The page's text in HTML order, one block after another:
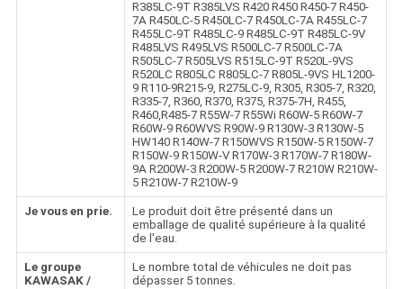
R385LC-9T R385LVS R420 R450 R450-7 R450-
7A R450LC-5 R450LC-7 R450LC-7A R455LC-7
R455LC-9T R485LC-9 R485LC-9T R485LC-9V
R485LVS R495LVS R500LC-7 R500LC-7A
R505LC-7 R505LVS R515LC-9T R520L-9VS
R520LC R805LC R805LC-7 R805L-9VS HL1200-
9 R110-9R215-9, R275LC-9, R305, R305-7, R320,
R335-7, R360, R370, R375, R375-7H, R455,
R460,R485-7 R55W-7 R55Wi R60W-5 R60W-7
R60W-9 R60WVS R90W-9 R130W-3 R130W-5
HW140 R140W-7 R150WVS R150W-5 R150W-7
R150W-9 R150W-V R170W-3 R170W-7 R180W-
9A R200W-3 R200W-5 R200W-7 R210W R210W-
5 R210W-7 R210W-9
Je vous en prie.
Le produit doit être présenté dans un
emballage de qualité supérieure à la qualité
de l'eau.
Le groupe
KAWASAK /
Le nombre total de véhicules ne doit pas
dépasser 5 tonnes.